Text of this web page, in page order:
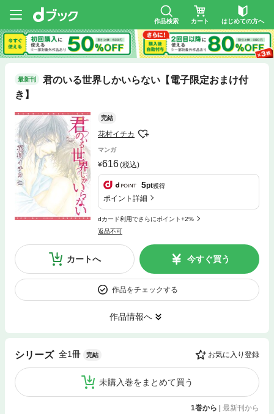
作品検索 カート はじめての方へ
最新刊
君のいる世界しかいらない【電子限定おまけ付
き】
完結
花村イチカ
マンガ
616(税込)
5pt獲得
ポイント詳細
dカード利用でさらにポイント+2%
返品不可
カートへ 今すぐ買う
作品をチェックする
作品情報へ
シリーズ 全1冊 完結 お気に入り登録
未購入巻をまとめて買う
1巻から | 最新刊から